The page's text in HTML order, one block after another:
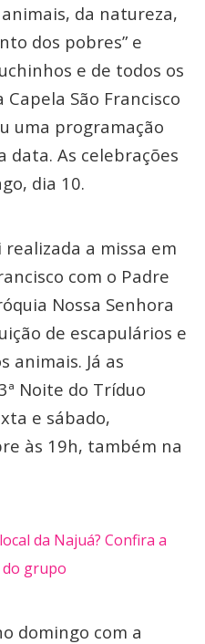
da natureza,
dos pobres” e
e de todos os
São Francisco
uma programação
data. As celebrações
dia 10.
a missa em
com o Padre
Nossa Senhora
de escapulários e
animais. Já as
Noite do Tríduo
e sábado,
às 19h, também na
da Najuá? Confira a
do grupo
domingo com a